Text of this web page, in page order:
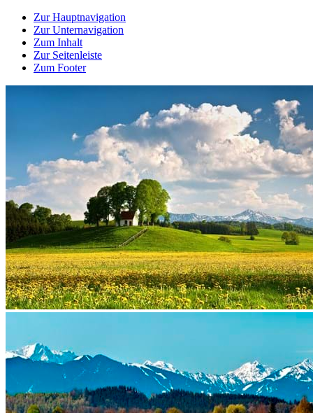
Zur Hauptnavigation
Zur Unternavigation
Zum Inhalt
Zur Seitenleiste
Zum Footer